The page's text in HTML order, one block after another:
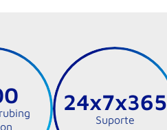
24x7x365
Suporte